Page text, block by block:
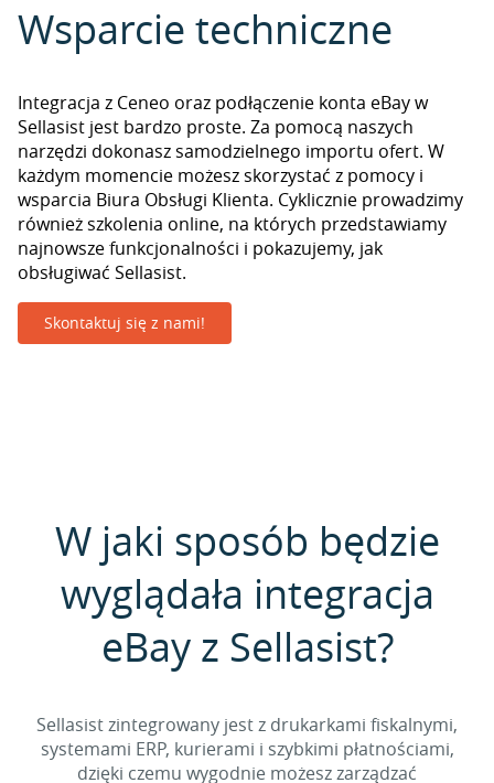
Wsparcie techniczne
Integracja z Ceneo oraz podłączenie konta eBay w
Sellasist jest bardzo proste. Za pomocą naszych
narzędzi dokonasz samodzielnego importu ofert. W
każdym momencie możesz skorzystać z pomocy i
wsparcia Biura Obsługi Klienta. Cyklicznie prowadzimy
również szkolenia online, na których przedstawiamy
najnowsze funkcjonalności i pokazujemy, jak
obsługiwać Sellasist.
Skontaktuj się z nami!
W jaki sposób będzie
wyglądała integracja
eBay z Sellasist?
Sellasist zintegrowany jest z drukarkami fiskalnymi,
systemami ERP, kurierami i szybkimi płatnościami,
dzięki czemu wygodnie możesz zarządzać